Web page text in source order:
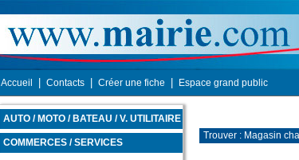
Accueil Contacts Créer une fiche Espace grand public
AUTO / MOTO / BATEAU / V. UTILITAIRE
COMMERCES / SERVICES
Trouver : Magasin